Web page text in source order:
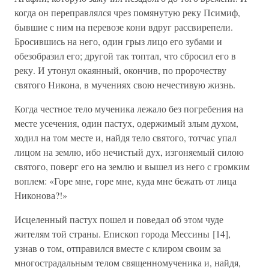
когда он переправлялся чрез помянутую реку Псимиф,
бывшие с ним на перевозе кони вдруг рассвирепели.
Бросившись на него, один грыз лицо его зубами и
обезобразил его; другой так топтал, что сбросил его в
реку. И утонул окаянный, окончив, по пророчеству
святого Никона, в мучениях свою нечестивую жизнь.
Когда честное тело мученика лежало без погребения на
месте усечения, один пастух, одержимый злым духом,
ходил на том месте и, найдя тело святого, тотчас упал
лицом на землю, ибо нечистый дух, изгоняемый силою
святого, поверг его на землю и вышел из него с громким
воплем: «Горе мне, горе мне, куда мне бежать от лица
Никонова?!»
Исцеленный пастух пошел и поведал об этом чуде
жителям той страны. Епископ города Мессины [14],
узнав о том, отправился вместе с клиром своим за
многострадальным телом священномученика и, найдя,